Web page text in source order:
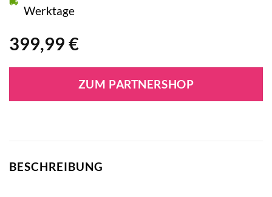
399,99 €
Werktage
ZUM PARTNERSHOP
BESCHREIBUNG